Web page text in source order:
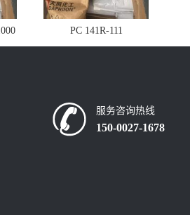
PC 141R-111
服务咨询热线
150-0027-1678